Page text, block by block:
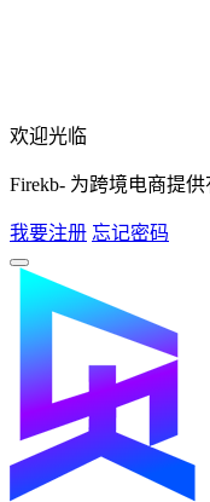
欢迎光临
Firekb- 为跨境电商提
我要注册 忘记密码